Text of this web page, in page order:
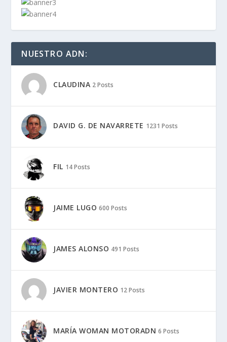
NUESTRO ADN:
CLAUDINA 2 Posts
DAVID G. DE NAVARRETE 1231 Posts
FIL 14 Posts
JAIME LUGO 600 Posts
JAMES ALONSO 491 Posts
JAVIER MONTERO 12 Posts
MARÍA WOMAN MOTORADN 6 Posts